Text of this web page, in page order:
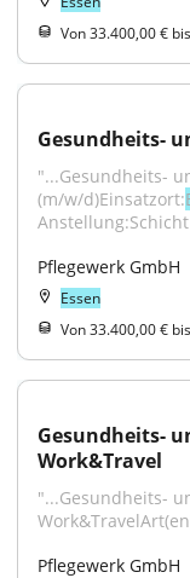
Von 33.400,00 €
Gesundheits-
"...Gesundheits-
(m/w/d)Einsatzort:
Pflegewerk GmbH
Essen
Von 33.400,00 €
Gesundheits-
Work&Travel
"...Gesundheits-
Pflegewerk GmbH